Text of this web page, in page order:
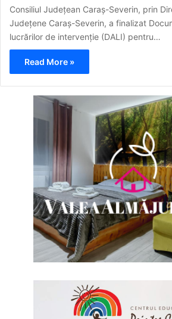
Consiliul Județean Caraș-Severin, prin
Județene Caraș-Severin, a finalizat
lucrărilor de intervenție (DALI) pentru…
Read More »